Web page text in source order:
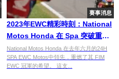
賽事消息
2023年EWC精彩時刻：National
Motos Honda 在 Spa 突破重重
難關
National Motos Honda 在去年六月的24H
SPA EWC Motos中領先，重燃了其 FIM
EWC 冠軍的希望。 這支...